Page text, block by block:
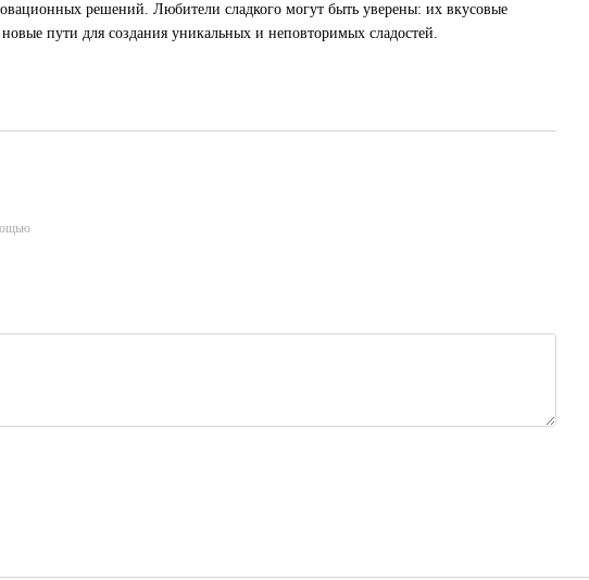
решений. Любители сладкого могут быть уверены: их вкусовые
пути для создания уникальных и неповторимых сладостей.